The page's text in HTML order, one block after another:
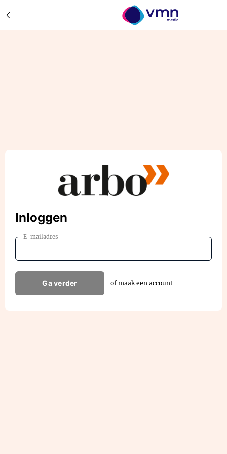
Inloggen
E-mailadres
Ga verder of maak een account